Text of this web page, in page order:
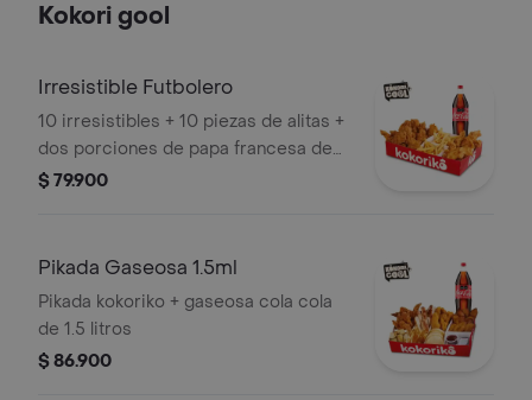
Kokori gool
Irresistible Futbolero
10 irresistibles + 10 piezas de alitas +
dos porciones de papa francesa de
80 gr + ensalada kokoriko y salsas
$ 79.900
Pikada Gaseosa 1.5ml
Pikada kokoriko + gaseosa cola cola
de 1.5 litros
$ 86.900